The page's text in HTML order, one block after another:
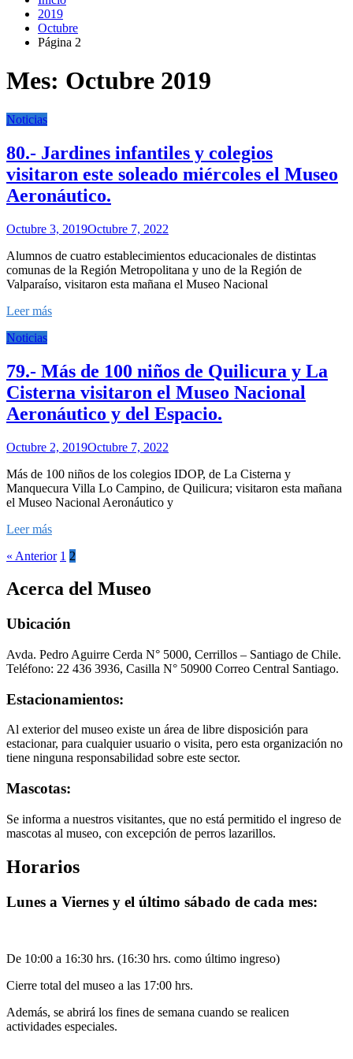
2019
Octubre
Página 2
Mes: Octubre 2019
Noticias
80.- Jardines infantiles y colegios
visitaron este soleado miércoles el Museo
Aeronáutico.
Octubre 3, 2019Octubre 7, 2022
Alumnos de cuatro establecimientos educacionales de distintas
comunas de la Región Metropolitana y uno de la Región de
Valparaíso, visitaron esta mañana el Museo Nacional
Leer más
Noticias
79.- Más de 100 niños de Quilicura y La
Cisterna visitaron el Museo Nacional
Aeronáutico y del Espacio.
Octubre 2, 2019Octubre 7, 2022
Más de 100 niños de los colegios IDOP, de La Cisterna y
Manquecura Villa Lo Campino, de Quilicura; visitaron esta mañana
el Museo Nacional Aeronáutico y
Leer más
« Anterior 1 2
Acerca del Museo
Ubicación
Avda. Pedro Aguirre Cerda N° 5000, Cerrillos – Santiago de Chile.
Teléfono: 22 436 3936, Casilla N° 50900 Correo Central Santiago.
Estacionamientos:
Al exterior del museo existe un área de libre disposición para
estacionar, para cualquier usuario o visita, pero esta organización no
tiene ninguna responsabilidad sobre este sector.
Mascotas:
Se informa a nuestros visitantes, que no está permitido el ingreso de
mascotas al museo, con excepción de perros lazarillos.
Horarios
Lunes a Viernes y el último sábado de cada mes:
De 10:00 a 16:30 hrs. (16:30 hrs. como último ingreso)
Cierre total del museo a las 17:00 hrs.
Además, se abrirá los fines de semana cuando se realicen
actividades especiales.